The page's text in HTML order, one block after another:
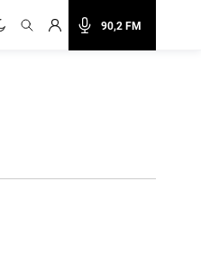
90,2 FM